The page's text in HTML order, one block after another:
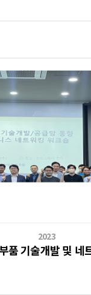
2023
품 기술개발 및 네